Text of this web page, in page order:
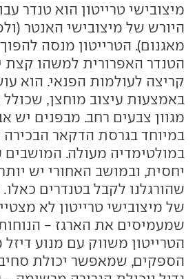
מיצובישי טרייטון הוא טנדר
היורש של מיצובישי האנטר
מאגנום). הטרייטון מנסה
הטנדר האפרורית למשהו קצת
קריצה לעולמות הפנאי. הוא
באמצעות עיצוב מוחצן, שכולל
מגוון צבעים רחב. מבפנים יש
במיוחד בגרסת הדקאר
במולטימדיה מעולה. המושבים
יחסית, ובמושב האחורי יש
שהורגלנו לקבל בטנדרים
של מיצובישי טרייטון לא
שמעמיסים את הארגז -
הטרייטון משווק עם מנוע
הספקים, שמאפשר יכולת